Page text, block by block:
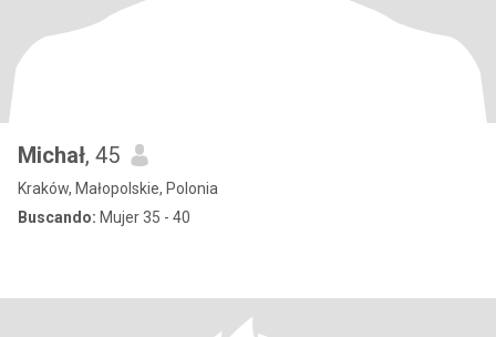
Michał, 45
Kraków, Małopolskie, Polonia
Buscando: Mujer 35 - 40